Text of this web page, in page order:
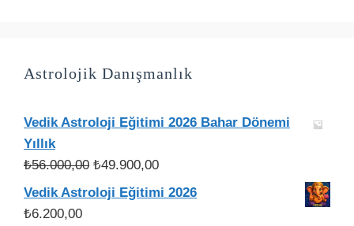
Astrolojik Danışmanlık
Vedik Astroloji Eğitimi 2026 Bahar Dönemi
Yıllık
₺56.000,00 Orijinal
fiyat:
₺49.900,00Şu
andaki
Vedik Astroloji Eğitimi 2026
₺6.200,00